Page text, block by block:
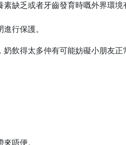
缺乏或者牙齒發育時嘅外界環境
行保護。
飲得太多仲有可能妨礙小朋友正
唔便。